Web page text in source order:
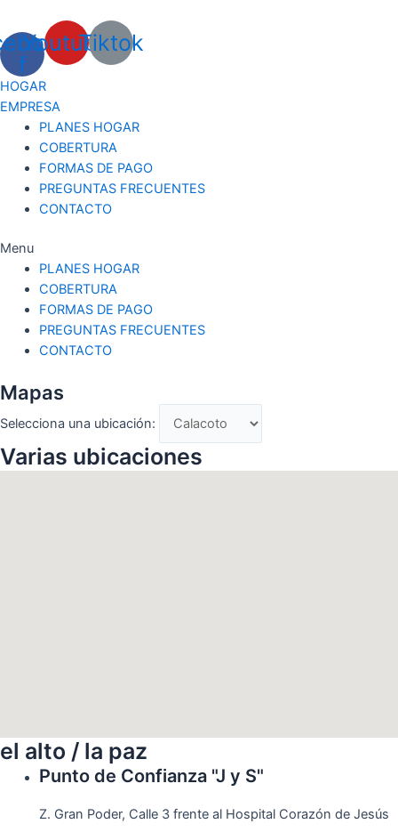
contenido
f
YoutubeTiktok
HOGAR
EMPRESA
PLANES HOGAR
COBERTURA
FORMAS DE PAGO
PREGUNTAS FRECUENTES
CONTACTO
Menu
PLANES HOGAR
COBERTURA
FORMAS DE PAGO
PREGUNTAS FRECUENTES
CONTACTO
Mapas
Selecciona una ubicación:
Varias ubicaciones
el alto / la paz
Punto de Confianza "J y S"
Z. Gran Poder, Calle 3 frente al Hospital Corazón de Jesús